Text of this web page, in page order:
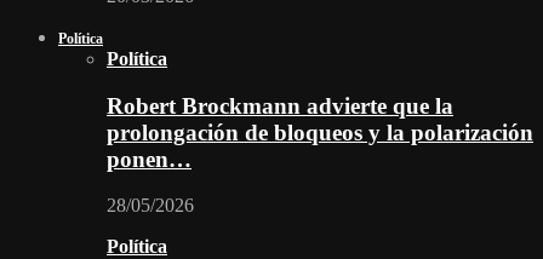
Política
Política
Robert Brockmann advierte que la
prolongación de bloqueos y la polarización
ponen…
28/05/2026
Política